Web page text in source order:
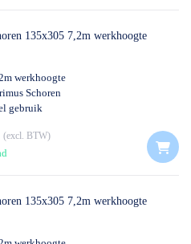
135x305 7,2m werkhoogte
werkhoogte
Schoren
gebruik
excl. BTW
135x305 7,2m werkhoogte